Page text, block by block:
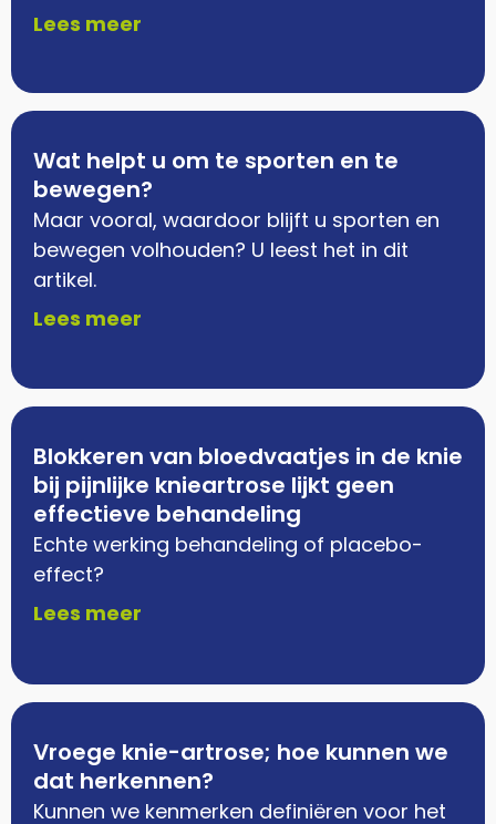
Lees meer
Wat helpt u om te sporten en te
bewegen?
Maar vooral, waardoor blijft u sporten en
bewegen volhouden? U leest het in dit
artikel.
Lees meer
Blokkeren van bloedvaatjes in de knie
bij pijnlijke knieartrose lijkt geen
effectieve behandeling
Echte werking behandeling of placebo-
effect?
Lees meer
Vroege knie-artrose; hoe kunnen we
dat herkennen?
Kunnen we kenmerken definiëren voor het